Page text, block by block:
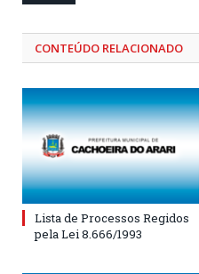
CONTEÚDO RELACIONADO
Lista de Processos Regidos
pela Lei 8.666/1993